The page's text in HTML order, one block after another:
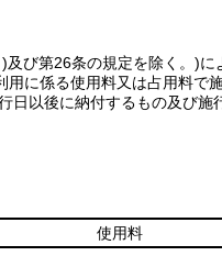
及び第26条の規定を除く。)に
用に係る使用料又は占用料で
日以後に納付するもの及び施
使用料